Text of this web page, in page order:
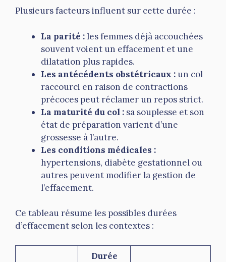
Plusieurs facteurs influent sur cette durée :
La parité :les femmes déjà accouchées
souvent voient un effacement et une
dilatation plus rapides.
Les antécédents obstétricaux : un col
raccourci en raison de contractions
précoces peut réclamer un repos strict.
La maturité du col : sa souplesse et son
état de préparation varient d’une
grossesse à l’autre.
Les conditions médicales :
hypertensions, diabète gestationnel ou
autres peuvent modifier la gestion de
l’effacement.
Ce tableau résume les possibles durées
d’effacement selon les contextes :
Durée